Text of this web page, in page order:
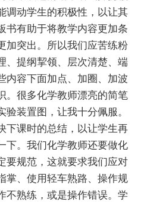
调动学生的积极性，以让其
书有助于将教学内容更加条
加突出。所以我们应苦练粉
、提纲挈领、层次清楚、端
内容下面加点、加圈、加波
。很多化学教师漂亮的简笔
装置图，让我十分佩服。
下课时的总结，以让学生再
下。我们化学教师还要做化
要规范，这就要求我们应对
掌、使用轻车熟路、操作规
不熟练，或是操作错误。学